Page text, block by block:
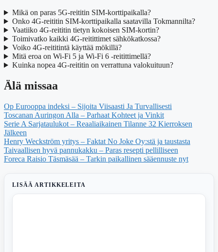
Mikä on paras 5G-reititin SIM-korttipaikalla?
Onko 4G-reititin SIM-korttipaikalla saatavilla Tokmannilta?
Vaatiiko 4G-reititin tietyn kokoisen SIM-kortin?
Toimivatko kaikki 4G-reitittimet sähkökatkossa?
Voiko 4G-reititintä käyttää mökillä?
Mitä eroa on Wi-Fi 5 ja Wi-Fi 6 -reitittimellä?
Kuinka nopea 4G-reititin on verrattuna valokuituun?
Älä missaa
Op Eurooppa indeksi – Sijoita Viisaasti Ja Turvallisesti
Toscanan Auringon Alla – Parhaat Kohteet ja Vinkit
Serie A Sarjataulukot – Reaaliaikainen Tilanne 32 Kierroksen
Jälkeen
Henry Weckström yritys – Faktat No Joke Oy:stä ja taustasta
Taivaallisen hyvä pannukakku – Paras resepti pellilliseen
Foreca Raisio Täsmäsää – Tarkin paikallinen sääennuste nyt
LISÄÄ ARTIKKELEITA